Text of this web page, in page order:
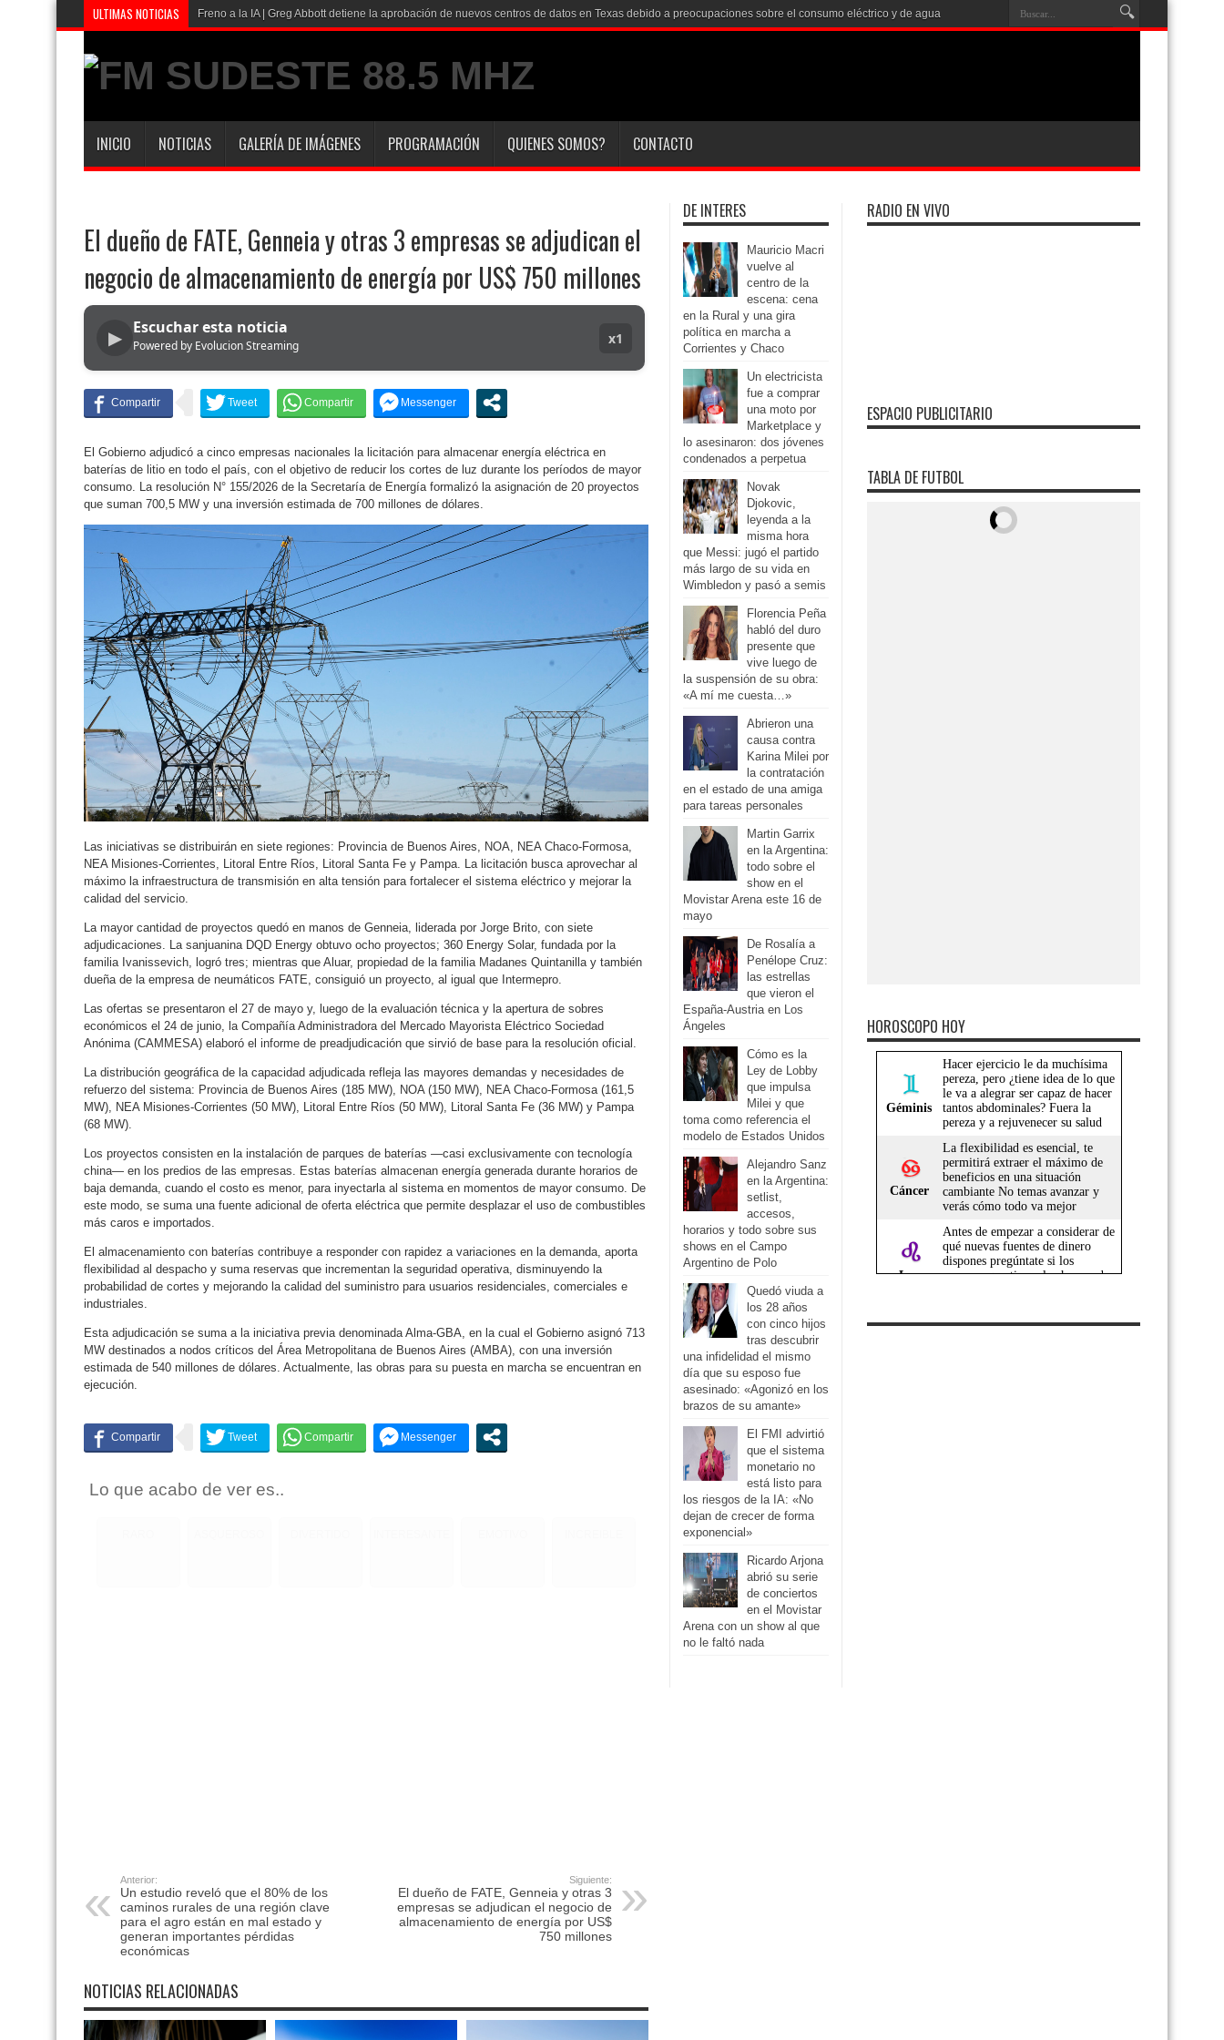
ULTIMAS NOTICIAS Freno a la IA | Greg Abbott detiene la aprobación de nuevos centros de datos en Texas debido a preocupaciones sobre el consumo eléctrico y de agua
INICIO NOTICIAS GALERÍA DE IMÁGENES PROGRAMACIÓN QUIENES SOMOS? CONTACTO
El dueño de FATE, Genneia y otras 3 empresas se adjudican el
negocio de almacenamiento de energía por US$ 750 millones
▶
Escuchar esta noticia
Powered by Evolucion Streaming x1
El Gobierno adjudicó a cinco empresas nacionales la licitación para almacenar energía eléctrica en
baterías de litio en todo el país, con el objetivo de reducir los cortes de luz durante los períodos de mayor
consumo. La resolución N° 155/2026 de la Secretaría de Energía formalizó la asignación de 20 proyectos
que suman 700,5 MW y una inversión estimada de 700 millones de dólares.
Las iniciativas se distribuirán en siete regiones: Provincia de Buenos Aires, NOA, NEA Chaco-Formosa,
NEA Misiones-Corrientes, Litoral Entre Ríos, Litoral Santa Fe y Pampa. La licitación busca aprovechar al
máximo la infraestructura de transmisión en alta tensión para fortalecer el sistema eléctrico y mejorar la
calidad del servicio.
La mayor cantidad de proyectos quedó en manos de Genneia, liderada por Jorge Brito, con siete
adjudicaciones. La sanjuanina DQD Energy obtuvo ocho proyectos; 360 Energy Solar, fundada por la
familia Ivanissevich, logró tres; mientras que Aluar, propiedad de la familia Madanes Quintanilla y también
dueña de la empresa de neumáticos FATE, consiguió un proyecto, al igual que Intermepro.
Las ofertas se presentaron el 27 de mayo y, luego de la evaluación técnica y la apertura de sobres
económicos el 24 de junio, la Compañía Administradora del Mercado Mayorista Eléctrico Sociedad
Anónima (CAMMESA) elaboró el informe de preadjudicación que sirvió de base para la resolución oficial.
La distribución geográfica de la capacidad adjudicada refleja las mayores demandas y necesidades de
refuerzo del sistema: Provincia de Buenos Aires (185 MW), NOA (150 MW), NEA Chaco-Formosa (161,5
MW), NEA Misiones-Corrientes (50 MW), Litoral Entre Ríos (50 MW), Litoral Santa Fe (36 MW) y Pampa
(68 MW).
Los proyectos consisten en la instalación de parques de baterías —casi exclusivamente con tecnología
china— en los predios de las empresas. Estas baterías almacenan energía generada durante horarios de
baja demanda, cuando el costo es menor, para inyectarla al sistema en momentos de mayor consumo. De
este modo, se suma una fuente adicional de oferta eléctrica que permite desplazar el uso de combustibles
más caros e importados.
El almacenamiento con baterías contribuye a responder con rapidez a variaciones en la demanda, aporta
flexibilidad al despacho y suma reservas que incrementan la seguridad operativa, disminuyendo la
probabilidad de cortes y mejorando la calidad del suministro para usuarios residenciales, comerciales e
industriales.
Esta adjudicación se suma a la iniciativa previa denominada Alma-GBA, en la cual el Gobierno asignó 713
MW destinados a nodos críticos del Área Metropolitana de Buenos Aires (AMBA), con una inversión
estimada de 540 millones de dólares. Actualmente, las obras para su puesta en marcha se encuentran en
ejecución.
Lo que acabo de ver es..
Anterior:
Un estudio reveló que el 80% de los
caminos rurales de una región clave
para el agro están en mal estado y
generan importantes pérdidas
económicas
Siguiente:
El dueño de FATE, Genneia y otras 3
empresas se adjudican el negocio de
almacenamiento de energía por US$
750 millones
NOTICIAS RELACIONADAS
DE INTERES
Mauricio Macri
vuelve al
centro de la
escena: cena
en la Rural y una gira
política en marcha a
Corrientes y Chaco
Un electricista
fue a comprar
una moto por
Marketplace y
lo asesinaron: dos jóvenes
condenados a perpetua
Novak
Djokovic,
leyenda a la
misma hora
que Messi: jugó el partido
más largo de su vida en
Wimbledon y pasó a semis
Florencia Peña
habló del duro
presente que
vive luego de
la suspensión de su obra:
«A mí me cuesta…»
Abrieron una
causa contra
Karina Milei por
la contratación
en el estado de una amiga
para tareas personales
Martin Garrix
en la Argentina:
todo sobre el
show en el
Movistar Arena este 16 de
mayo
De Rosalía a
Penélope Cruz:
las estrellas
que vieron el
España-Austria en Los
Ángeles
Cómo es la
Ley de Lobby
que impulsa
Milei y que
toma como referencia el
modelo de Estados Unidos
Alejandro Sanz
en la Argentina:
setlist,
accesos,
horarios y todo sobre sus
shows en el Campo
Argentino de Polo
Quedó viuda a
los 28 años
con cinco hijos
tras descubrir
una infidelidad el mismo
día que su esposo fue
asesinado: «Agonizó en los
brazos de su amante»
El FMI advirtió
que el sistema
monetario no
está listo para
los riesgos de la IA: «No
dejan de crecer de forma
exponencial»
Ricardo Arjona
abrió su serie
de conciertos
en el Movistar
Arena con un show al que
no le faltó nada
RADIO EN VIVO
ESPACIO PUBLICITARIO
TABLA DE FUTBOL
HOROSCOPO HOY